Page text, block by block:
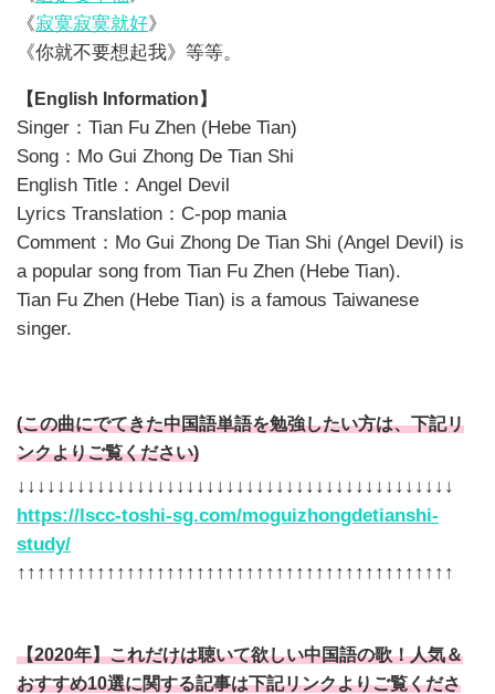
《寂寞寂寞就好》
《你就不要想起我》 等等。
【English Information 】
Singer：Tian Fu Zhen (Hebe Tian)
Song：Mo Gui Zhong De Tian Shi
English Title： Angel Devil
Lyrics Translation：C-pop mania
Comment：Mo Gui Zhong De Tian Shi (Angel Devil ) is
a popular song from Tian Fu Zhen (Hebe Tian).
Tian Fu Zhen (Hebe Tian) is a famous Taiwanese
singer.
(この曲にでてきた中国語単語を勉強したい方は、下記リ
ンクよりご覧ください)
↓↓↓↓↓↓↓↓↓↓↓↓↓↓↓↓↓↓↓↓↓↓↓↓↓↓↓↓↓↓↓↓↓↓↓↓↓↓↓↓↓↓↓↓
https://lscc-toshi-sg.com/moguizhongdetianshi-
study/
↑↑↑↑↑↑↑↑↑↑↑↑↑↑↑↑↑↑↑↑↑↑↑↑↑↑↑↑↑↑↑↑↑↑↑↑↑↑↑↑↑↑↑↑
【2020年】これだけは聴いて欲しい中国語の歌！人気＆
おすすめ10選に関する記事は下記リンクよりご覧くださ